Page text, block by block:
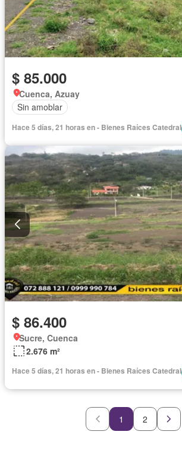
$ 85.000
Cuenca, Azuay
Sin amoblar
Hace 5 días, 21 horas en - Bienes Raíces Catedral
$ 86.400
Sucre, Cuenca
2.676 m²
Hace 5 días, 21 horas en - Bienes Raíces Catedral
1 2